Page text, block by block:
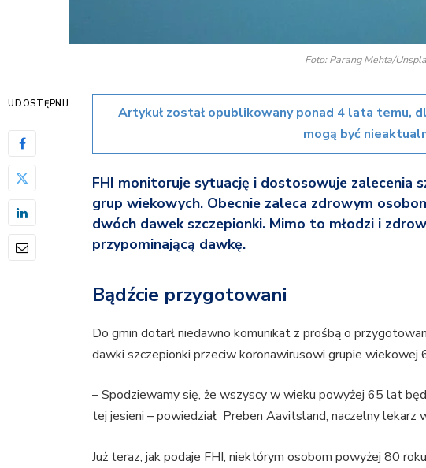
Foto: Parang Mehta/
UDOSTĘPNIJ
Artykuł został opublikowany ponad 4 lata temu,
mogą być
FHI monitoruje sytuację i dostosowuje zalecenia
grup wiekowych. Obecnie zaleca zdrowym
dwóch dawek szczepionki. Mimo to młodzi i
przypominającą dawkę.
Bądźcie przygotowani
Do gmin dotarł niedawno komunikat z prośbą o
dawki szczepionki przeciw koronawirusowi grupie wiekowej
– Spodziewamy się, że wszyscy w wieku powyżej 65 lat
tej jesieni – powiedział Preben Aavitsland, naczelny lekarz
Już teraz, jak podaje FHI, niektórym osobom powyżej 80